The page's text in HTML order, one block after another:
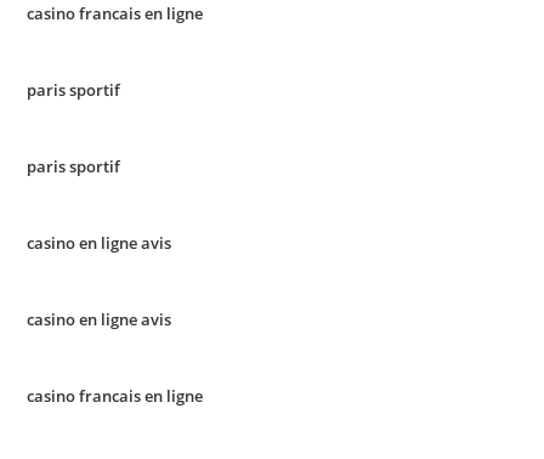
casino francais en ligne
paris sportif
paris sportif
casino en ligne avis
casino en ligne avis
casino francais en ligne